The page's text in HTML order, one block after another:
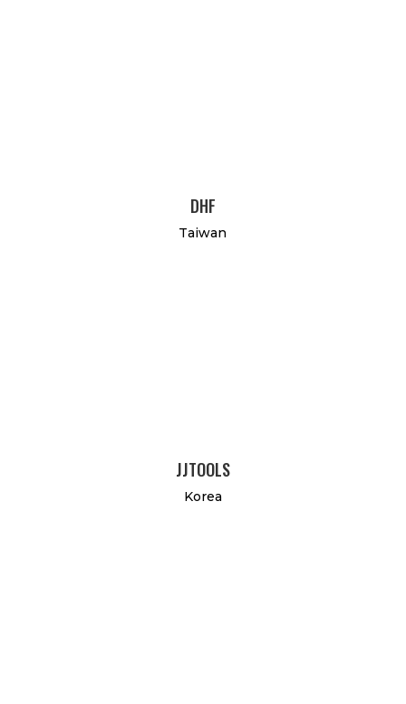
DHF
Taiwan
JJTOOLS
Korea